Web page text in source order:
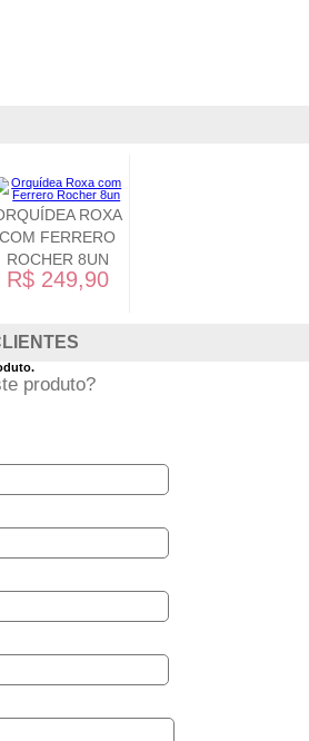
ROXA
COM FERRERO
ROCHER 8UN
R$ 249,90
produto?